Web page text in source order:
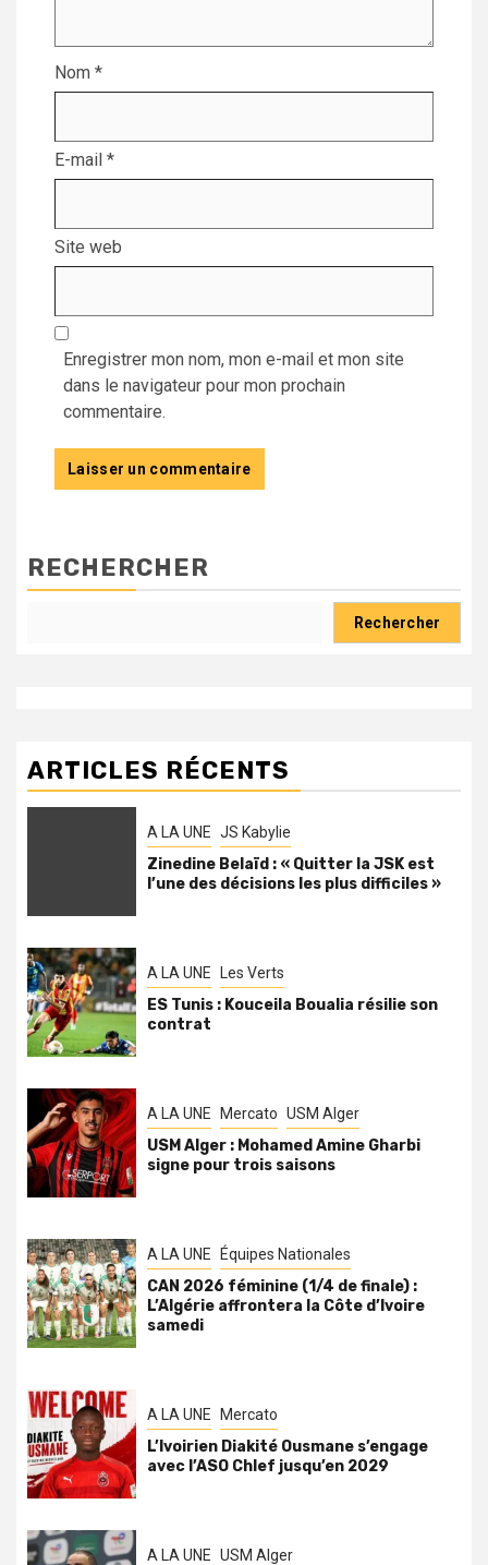
Nom *
E-mail *
Site web
Enregistrer mon nom, mon e-mail et mon site
dans le navigateur pour mon prochain
commentaire.
RECHERCHER
Rechercher
ARTICLES RÉCENTS
A LA UNE JS Kabylie
Zinedine Belaïd : « Quitter la JSK est
l’une des décisions les plus difficiles »
A LA UNE Les Verts
ES Tunis : Kouceila Boualia résilie son
contrat
A LA UNE Mercato USM Alger
USM Alger : Mohamed Amine Gharbi
signe pour trois saisons
A LA UNE Équipes Nationales
CAN 2026 féminine (1/4 de finale) :
L’Algérie affrontera la Côte d’Ivoire
samedi
A LA UNE Mercato
L’Ivoirien Diakité Ousmane s’engage
avec l’ASO Chlef jusqu’en 2029
A LA UNE USM Alger